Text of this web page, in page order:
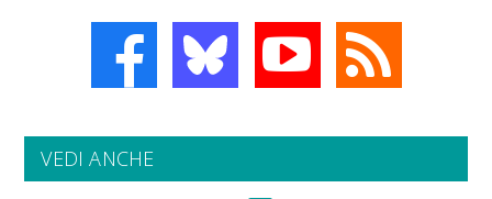
VEDI ANCHE